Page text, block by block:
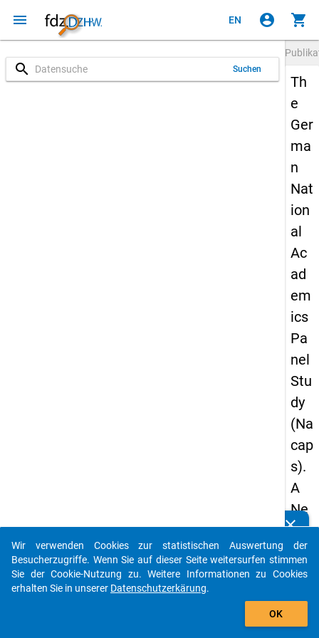
menu EN account_circle shopping_cart
search Suchen
Th
e
Ger
ma
n
Nat
ion
al
Ac
ad
em
ics
Pa
nel
Stu
dy
(Na
cap
s).
A
Ne
w
Lo
ngi
clear
Kennen Sie Publikationen, die auf Basis unserer
Datenpakete entstanden sind? Dann teilen Sie uns diese
bitte mit...
auto_stories
Wir verwenden Cookies zur statistischen Auswertung der
Besucherzugriffe. Wenn Sie auf dieser Seite weitersurfen stimmen
Sie der Cookie-Nutzung zu. Weitere Informationen zu Cookies
erhalten Sie in unserer Datenschutzerkärung.
OK